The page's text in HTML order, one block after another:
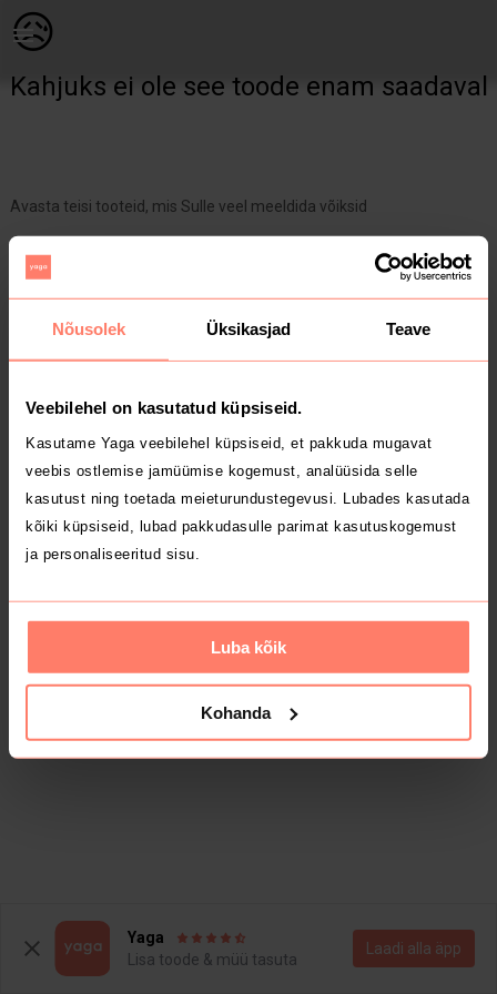
Nõusolek Üksikasjad Teave
Veebilehel on kasutatud küpsiseid.
Kasutame Yaga veebilehel küpsiseid, et pakkuda mugavat
veebis ostlemise jamüümise kogemust, analüüsida selle
kasutust ning toetada meieturundustegevusi. Lubades kasutada
kõiki küpsiseid, lubad pakkudasulle parimat kasutuskogemust
ja personaliseeritud sisu.
Luba kõik
Kohanda
😥
Kahjuks ei ole see toode enam saadaval
Avasta teisi tooteid, mis Sulle veel meeldida võiksid
Yaga
Lisa toode & müü tasuta
Laadi alla äpp